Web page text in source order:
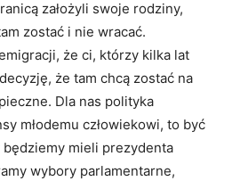
założyli swoje rodziny,
zostać i nie wracać.
że ci, którzy kilka lat
że tam chcą zostać na
Dla nas polityka
młodemu człowiekowi, to być
mieli prezydenta
wybory parlamentarne,